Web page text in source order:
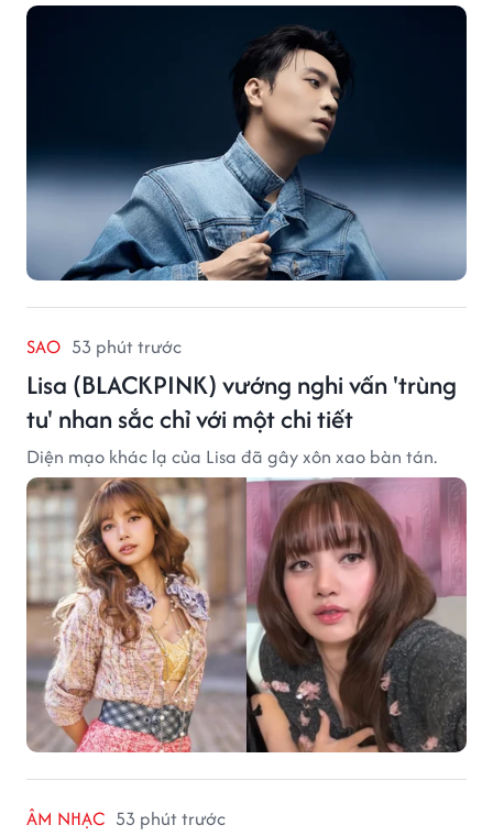
SAO 53 phút trước
Lisa (BLACKPINK) vướng nghi vấn 'trùng
tu' nhan sắc chỉ với một chi tiết
Diện mạo khác lạ của Lisa đã gây xôn xao bàn tán.
ÂM NHẠC 53 phút trước